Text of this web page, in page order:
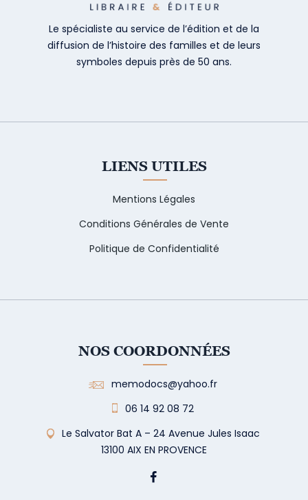
Le spécialiste au service de l’édition et de la
diffusion de l’histoire des familles et de leurs
symboles depuis près de 50 ans.
LIENS UTILES
Mentions Légales
Conditions Générales de Vente
Politique de Confidentialité
NOS COORDONNÉES
memodocs@yahoo.fr
06 14 92 08 72
Le Salvator Bat A – 24 Avenue Jules Isaac
13100 AIX EN PROVENCE